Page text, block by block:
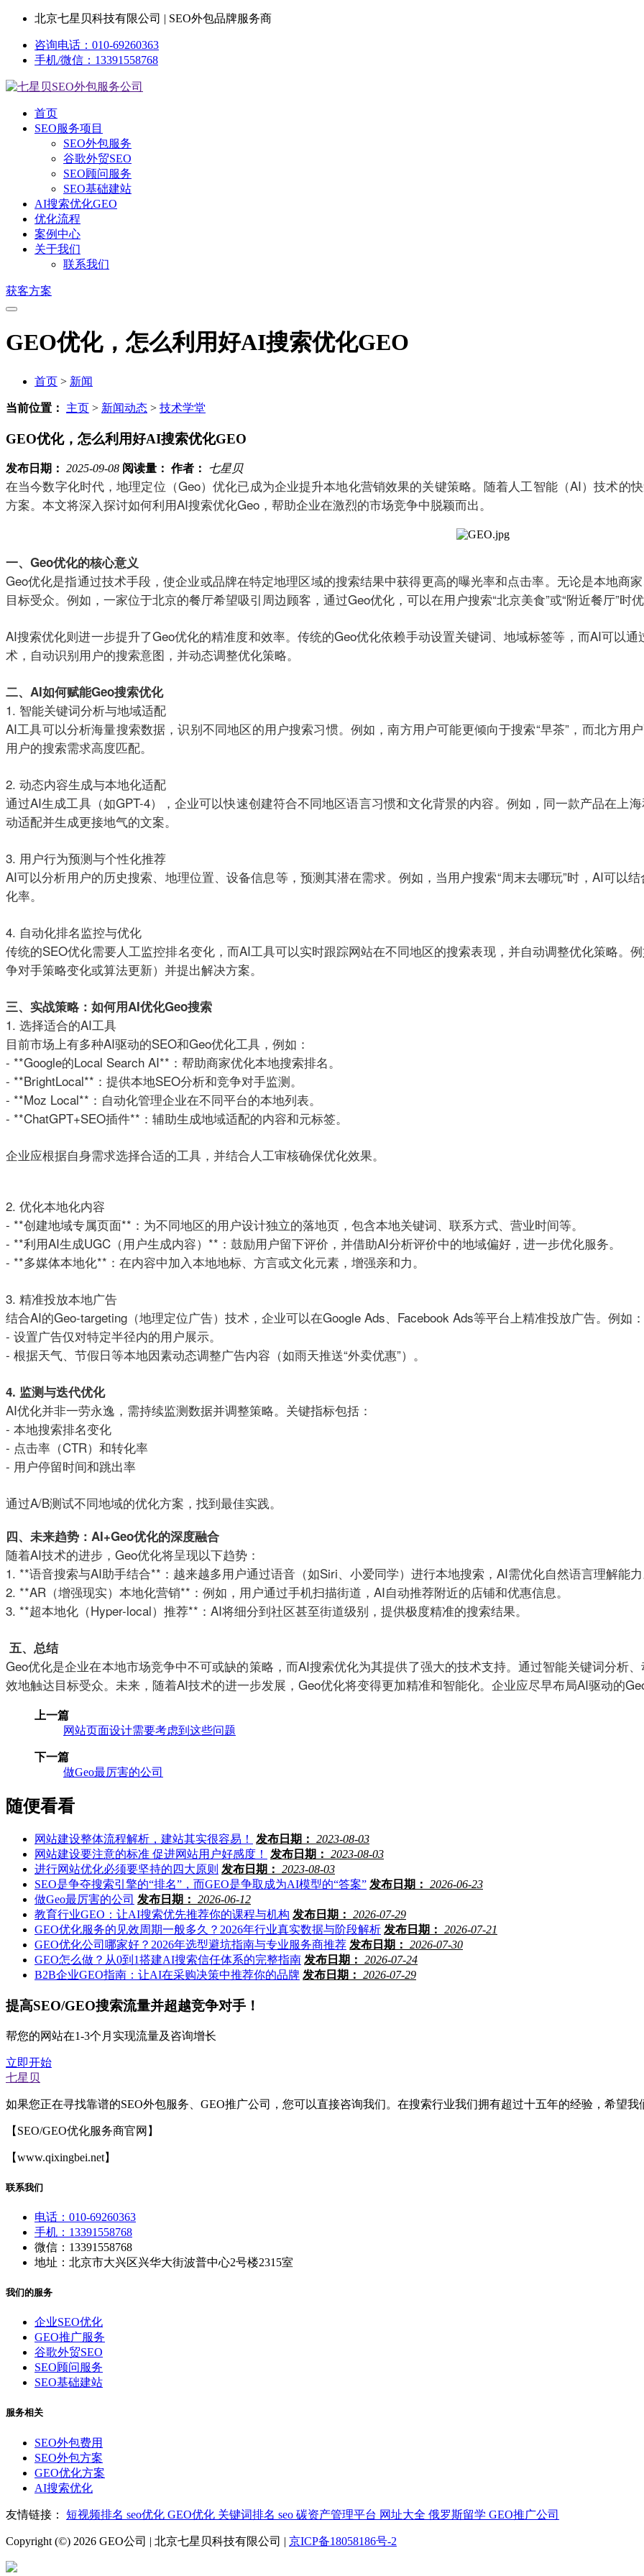
北京七星贝科技有限公司 | SEO外包品牌服务商
咨询电话：010-69260363
手机/微信：13391558768
首页
SEO服务项目
SEO外包服务
谷歌外贸SEO
SEO顾问服务
SEO基础建站
AI搜索优化GEO
优化流程
案例中心
关于我们
联系我们
获客方案
GEO优化，怎么利用好AI搜索优化GEO
首页 > 新闻
当前位置： 主页 > 新闻动态 > 技术学堂
GEO优化，怎么利用好AI搜索优化GEO
发布日期： 2025-09-08 阅读量： 作者： 七星贝
在当今数字化时代，地理定位（Geo）优化已成为企业提升本地化营销效果的关键策略。随着人工智能（AI）技术的
方案。本文将深入探讨如何利用AI搜索优化Geo，帮助企业在激烈的市场竞争中脱颖而出。
一、Geo优化的核心意义
Geo优化是指通过技术手段，使企业或品牌在特定地理区域的搜索结果中获得更高的曝光率和点击率。无论是本地商
目标受众。例如，一家位于北京的餐厅希望吸引周边顾客，通过Geo优化，可以在用户搜索“北京美食”或“附近餐厅”时
AI搜索优化则进一步提升了Geo优化的精准度和效率。传统的Geo优化依赖手动设置关键词、地域标签等，而AI可以
术，自动识别用户的搜索意图，并动态调整优化策略。
二、AI如何赋能Geo搜索优化
1. 智能关键词分析与地域适配
AI工具可以分析海量搜索数据，识别不同地区的用户搜索习惯。例如，南方用户可能更倾向于搜索“早茶”，而北方用
用户的搜索需求高度匹配。
2. 动态内容生成与本地化适配
通过AI生成工具（如GPT-4），企业可以快速创建符合不同地区语言习惯和文化背景的内容。例如，同一款产品在上
动适配并生成更接地气的文案。
3. 用户行为预测与个性化推荐
AI可以分析用户的历史搜索、地理位置、设备信息等，预测其潜在需求。例如，当用户搜索“周末去哪玩”时，AI可以
化率。
4. 自动化排名监控与优化
传统的SEO优化需要人工监控排名变化，而AI工具可以实时跟踪网站在不同地区的搜索表现，并自动调整优化策略。
争对手策略变化或算法更新）并提出解决方案。
三、实战策略：如何用AI优化Geo搜索
1. 选择适合的AI工具
目前市场上有多种AI驱动的SEO和Geo优化工具，例如：
- **Google的Local Search AI**：帮助商家优化本地搜索排名。
- **BrightLocal**：提供本地SEO分析和竞争对手监测。
- **Moz Local**：自动化管理企业在不同平台的本地列表。
- **ChatGPT+SEO插件**：辅助生成地域适配的内容和元标签。
企业应根据自身需求选择合适的工具，并结合人工审核确保优化效果。
2. 优化本地化内容
- **创建地域专属页面**：为不同地区的用户设计独立的落地页，包含本地关键词、联系方式、营业时间等。
- **利用AI生成UGC（用户生成内容）**：鼓励用户留下评价，并借助AI分析评价中的地域偏好，进一步优化服务。
- **多媒体本地化**：在内容中加入本地地标、方言或文化元素，增强亲和力。
3. 精准投放本地广告
结合AI的Geo-targeting（地理定位广告）技术，企业可以在Google Ads、Facebook Ads等平台上精准投放广告。例如：
- 设置广告仅对特定半径内的用户展示。
- 根据天气、节假日等本地因素动态调整广告内容（如雨天推送“外卖优惠”）。
4. 监测与迭代优化
AI优化并非一劳永逸，需持续监测数据并调整策略。关键指标包括：
- 本地搜索排名变化
- 点击率（CTR）和转化率
- 用户停留时间和跳出率
通过A/B测试不同地域的优化方案，找到最佳实践。
四、未来趋势：AI+Geo优化的深度融合
随着AI技术的进步，Geo优化将呈现以下趋势：
1. **语音搜索与AI助手结合**：越来越多用户通过语音（如Siri、小爱同学）进行本地搜索，AI需优化自然语言理解能
2. **AR（增强现实）本地化营销**：例如，用户通过手机扫描街道，AI自动推荐附近的店铺和优惠信息。
3. **超本地化（Hyper-local）推荐**：AI将细分到社区甚至街道级别，提供极度精准的搜索结果。
五、总结
Geo优化是企业在本地市场竞争中不可或缺的策略，而AI搜索优化为其提供了强大的技术支持。通过智能关键词分析
效地触达目标受众。未来，随着AI技术的进一步发展，Geo优化将变得更加精准和智能化。企业应尽早布局AI驱动的
上一篇
网站页面设计需要考虑到这些问题
下一篇
做Geo最厉害的公司
随便看看
网站建设整体流程解析，建站其实很容易！ 发布日期： 2023-08-03
网站建设要注意的标准 促进网站用户好感度！
发布日期： 2023-08-03
进行网站优化必须要坚持的四大原则 发布日期： 2023-08-03
SEO是争夺搜索引擎的“排名”，而GEO是争取成为AI模型的“答案” 发布日期： 2026-06-23
做Geo最厉害的公司 发布日期： 2026-06-12
教育行业GEO：让AI搜索优先推荐你的课程与机构 发布日期： 2026-07-29
GEO优化服务的见效周期一般多久？2026年行业真实数据与阶段解析 发布日期： 2026-07-21
GEO优化公司哪家好？2026年选型避坑指南与专业服务商推荐 发布日期： 2026-07-30
GEO怎么做？从0到1搭建AI搜索信任体系的完整指南 发布日期： 2026-07-24
B2B企业GEO指南：让AI在采购决策中推荐你的品牌 发布日期： 2026-07-29
提高SEO/GEO搜索流量并超越竞争对手！
帮您的网站在1-3个月实现流量及咨询增长
立即开始
七星贝
如果您正在寻找靠谱的SEO外包服务、GEO推广公司，您可以直接咨询我们。在搜索行业我们拥有超过十五年的经验，希望
【SEO/GEO优化服务商官网】
【www.qixingbei.net】
联系我们
电话：010-69260363
手机：13391558768
微信：13391558768
地址：北京市大兴区兴华大街波普中心2号楼2315室
我们的服务
企业SEO优化
GEO推广服务
谷歌外贸SEO
SEO顾问服务
SEO基础建站
服务相关
SEO外包费用
SEO外包方案
GEO优化方案
AI搜索优化
友情链接： 短视频排名 seo优化 GEO优化 关键词排名 seo 碳资产管理平台 网址大全 俄罗斯留学 GEO推广公司
Copyright (©) 2026 GEO公司 | 北京七星贝科技有限公司 | 京ICP备18058186号-2